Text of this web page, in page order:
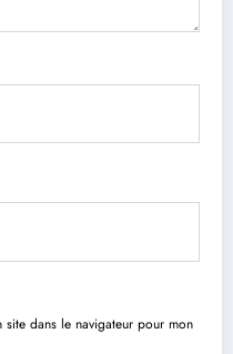
dans le navigateur pour mon